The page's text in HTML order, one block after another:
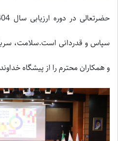
سپاس و قدردانی است.سلامت،
و همکاران محترم را از پیشگاه